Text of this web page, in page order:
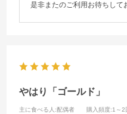
是非またのご利用お待ちして
やはり「ゴールド」
主に食べる人 :配偶者 購入頻度:1～2